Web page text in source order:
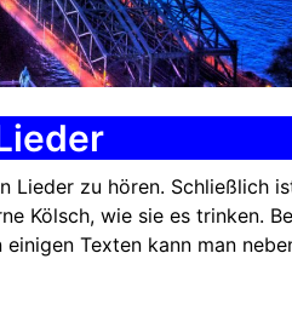
Lieder zu hören. Schließlich
Kölsch, wie sie es trinken.
Texten kann man